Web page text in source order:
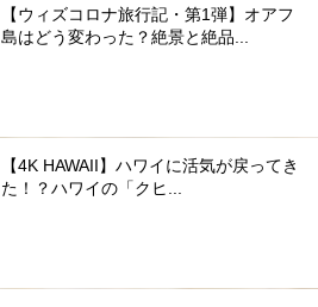
【ウィズコロナ旅行記・第1弾】オアフ
島はどう変わった？絶景と絶品...
【4K HAWAII】ハワイに活気が戻ってき
た！？ハワイの「クヒ...